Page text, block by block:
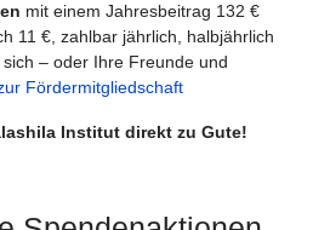
mit einem Jahresbeitrag 132 €
11 €, zahlbar jährlich, halbjährlich
– oder Ihre Freunde und
Fördermitgliedschaft
Institut direkt zu Gute!